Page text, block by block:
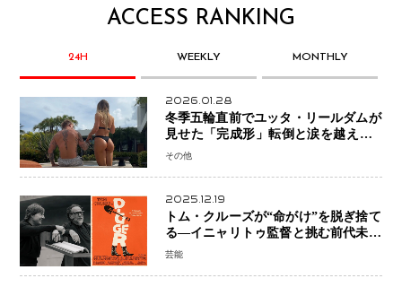
ACCESS RANKING
24H WEEKLY MONTHLY
2026.01.28
冬季五輪直前でユッタ・リールダムが
見せた「完成形」転倒と涙を越えて─
ミラノで金を狙うオランダ女王の現在
その他
2025.12.19
トム・クルーズが“命がけ”を脱ぎ捨て
る―イニャリトゥ監督と挑む前代未聞
の大惨事コメディ「DIGGER ディガ
芸能